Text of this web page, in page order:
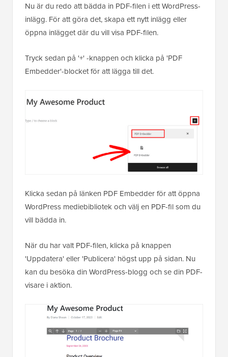
Nu är du redo att bädda in PDF-filen i ett WordPress-
inlägg. För att göra det, skapa ett nytt inlägg eller
öppna inlägget där du vill visa PDF-filen.
Tryck sedan på '+' -knappen och klicka på 'PDF
Embedder'-blocket för att lägga till det.
Klicka sedan på länken PDF Embedder för att öppna
WordPress mediebibliotek och välj en PDF-fil som du
vill bädda in.
När du har valt PDF-filen, klicka på knappen
'Uppdatera' eller 'Publicera' högst upp på sidan. Nu
kan du besöka din WordPress-blogg och se din PDF-
visare i aktion.